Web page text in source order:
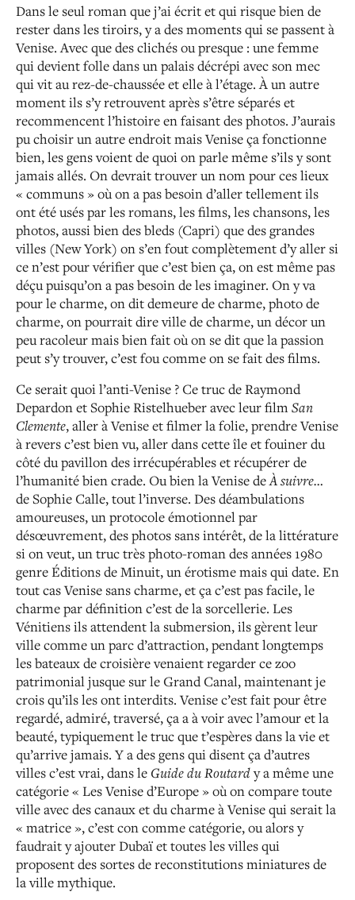
Dans le seul roman que j’ai écrit et qui risque bien de
rester dans les tiroirs, y a des moments qui se passent à
Venise. Avec que des clichés ou presque : une femme
qui devient folle dans un palais décrépi avec son mec
qui vit au rez-de-chaussée et elle à l’étage. À un autre
moment ils s’y retrouvent après s’être séparés et
recommencent l’histoire en faisant des photos. J’aurais
pu choisir un autre endroit mais Venise ça fonctionne
bien, les gens voient de quoi on parle même s’ils y sont
jamais allés. On devrait trouver un nom pour ces lieux
« communs » où on a pas besoin d’aller tellement ils
ont été usés par les romans, les films, les chansons, les
photos, aussi bien des bleds (Capri) que des grandes
villes (New York) on s’en fout complètement d’y aller si
ce n’est pour vérifier que c’est bien ça, on est même pas
déçu puisqu’on a pas besoin de les imaginer. On y va
pour le charme, on dit demeure de charme, photo de
charme, on pourrait dire ville de charme, un décor un
peu racoleur mais bien fait où on se dit que la passion
peut s’y trouver, c’est fou comme on se fait des films.
Ce serait quoi l’anti-Venise ? Ce truc de Raymond
Depardon et Sophie Ristelhueber avec leur film San
Clemente, aller à Venise et filmer la folie, prendre Venise
à revers c’est bien vu, aller dans cette île et fouiner du
côté du pavillon des irrécupérables et récupérer de
l’humanité bien crade. Ou bien la Venise de À suivre…
de Sophie Calle, tout l’inverse. Des déambulations
amoureuses, un protocole émotionnel par
désœuvrement, des photos sans intérêt, de la littérature
si on veut, un truc très photo-roman des années 1980
genre Éditions de Minuit, un érotisme mais qui date. En
tout cas Venise sans charme, et ça c’est pas facile, le
charme par définition c’est de la sorcellerie. Les
Vénitiens ils attendent la submersion, ils gèrent leur
ville comme un parc d’attraction, pendant longtemps
les bateaux de croisière venaient regarder ce zoo
patrimonial jusque sur le Grand Canal, maintenant je
crois qu’ils les ont interdits. Venise c’est fait pour être
regardé, admiré, traversé, ça a à voir avec l’amour et la
beauté, typiquement le truc que t’espères dans la vie et
qu’arrive jamais. Y a des gens qui disent ça d’autres
villes c’est vrai, dans le Guide du Routardy a même une
catégorie « Les Venise d’Europe » où on compare toute
ville avec des canaux et du charme à Venise qui serait la
« matrice », c’est con comme catégorie, ou alors y
faudrait y ajouter Dubaï et toutes les villes qui
proposent des sortes de reconstitutions miniatures de
la ville mythique.